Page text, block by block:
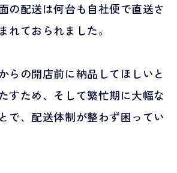
の配送は何台も自社便で直送さ
れておられました。
らの開店前に納品してほしいと
すため、そして繁忙期に大幅な
で、配送体制が整わず困ってい